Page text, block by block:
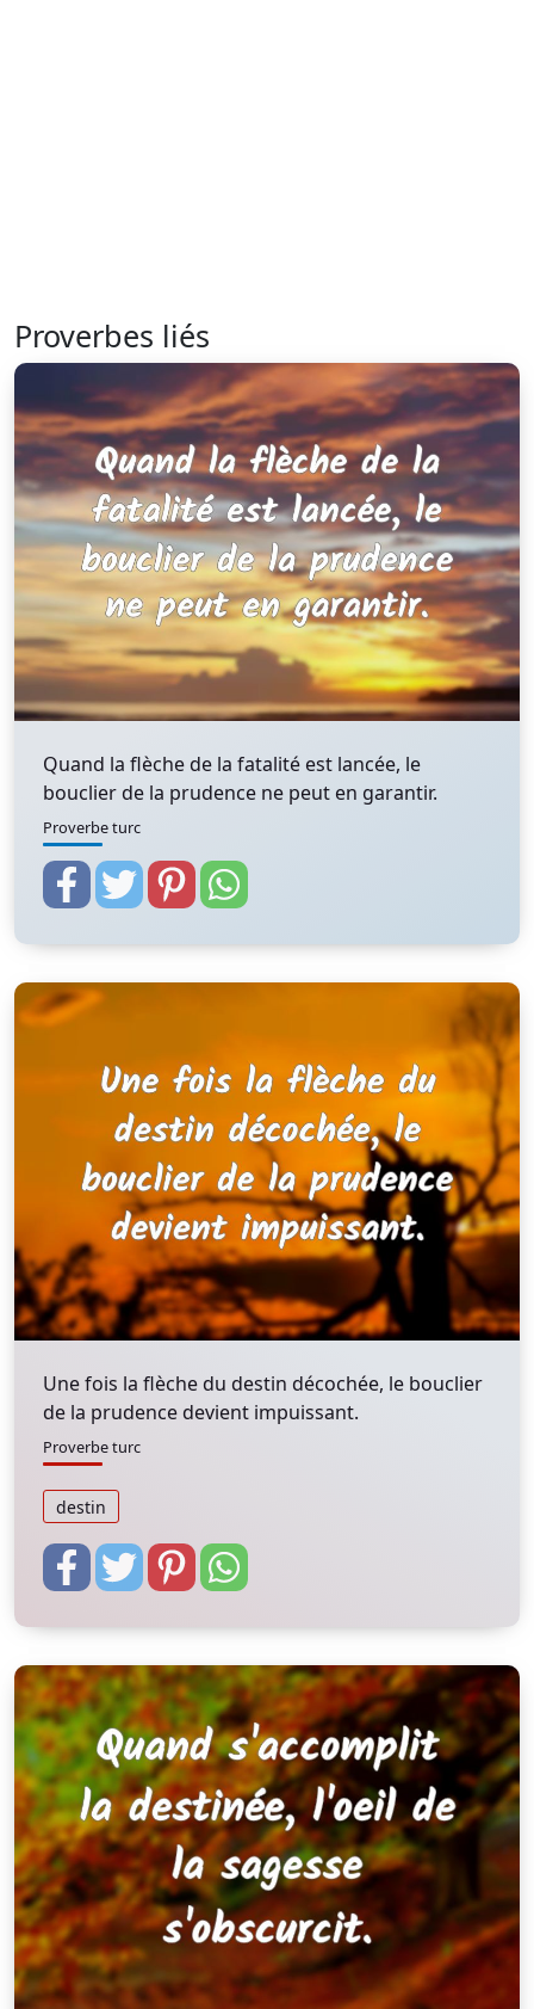
Proverbes liés
Quand la flèche de la fatalité est lancée, le
bouclier de la prudence ne peut en garantir.
Proverbe turc
Une fois la flèche du destin décochée, le bouclier
de la prudence devient impuissant.
Proverbe turc
destin